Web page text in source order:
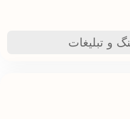
و تبلیغات